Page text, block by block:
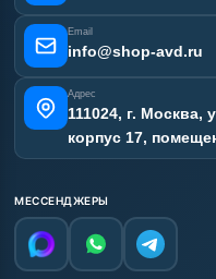
Карта сайта
Email
info@shop-avd.ru
Адрес
111024, г. Москва,
корпус 17,
МЕССЕНДЖЕРЫ